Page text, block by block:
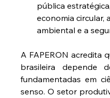
pública
economia circular,
ambiental e a
A FAPERON acredita
brasileira depende
fundamentadas em
senso. O setor